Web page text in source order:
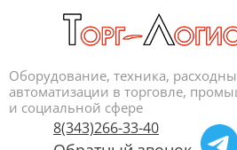
Оборудование, техника,
автоматизации в торговле,
и социальной сфере
8(343)266-33-40